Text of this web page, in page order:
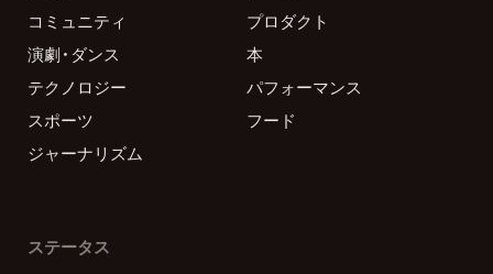
コミュニティ
プロダクト
演劇・ダンス
本
テクノロジー
パフォーマンス
スポーツ
フード
ジャーナリズム
ステータス